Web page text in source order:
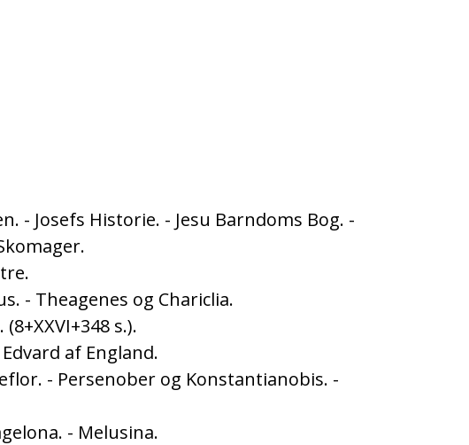
- Josefs Historie. - Jesu Barndoms Bog. -
- Theagenes og Chariclia.
s.).
af England.
- Persenober og Konstantianobis. -
- Melusina.